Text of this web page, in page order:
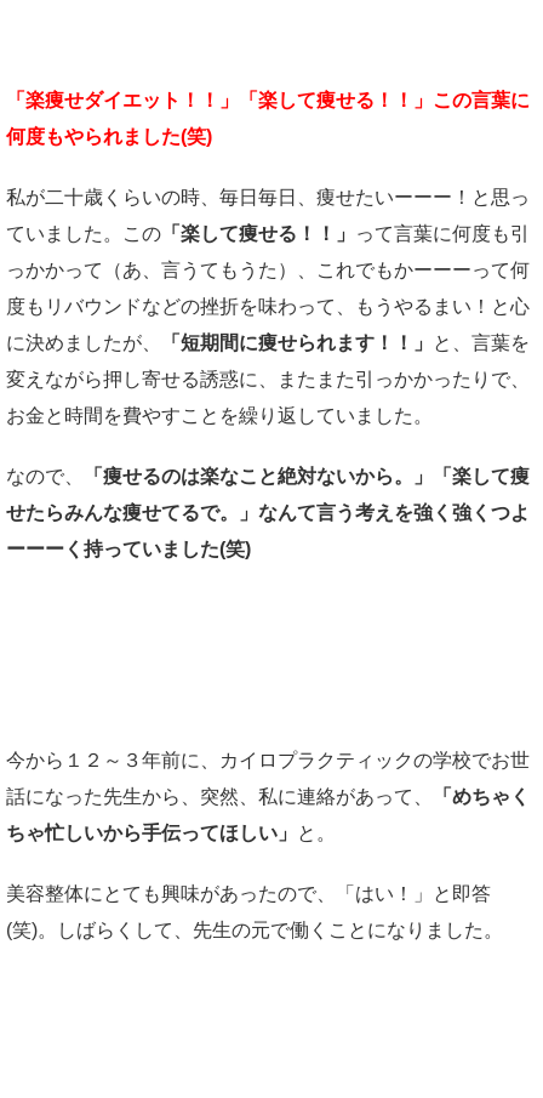
「楽痩せダイエット！！」「楽して痩せる！！」この言葉に
何度もやられました(笑)
私が二十歳くらいの時、毎日毎日、痩せたいーーー！と思っ
ていました。この 「楽して痩せる！！」
って言葉に何度も引
っかかって（あ、言うてもうた）、これでもかーーーって何
度もリバウンドなどの挫折を味わって、もうやるまい！と心
に決めましたが、
「短期間に痩せられます！！」
と、言葉を
変えながら押し寄せる誘惑に、またまた引っかかったりで、
お金と時間を費やすことを繰り返していました。
なので、
「痩せるのは楽なこと絶対ないから。」「楽して痩
せたらみんな痩せてるで。」なんて言う考えを強く強くつよ
ーーーく持っていました(笑)
今から１２～３年前に、カイロプラクティックの学校でお世
話になった先生から、突然、私に連絡があって、
「めちゃく
ちゃ忙しいから手伝ってほしい」
と。
美容整体にとても興味があったので、「はい！」と即答
(笑)。しばらくして、先生の元で働くことになりました。